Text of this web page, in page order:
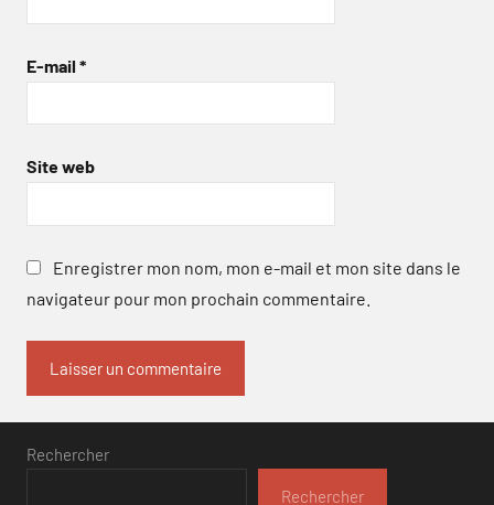
E-mail *
Site web
Enregistrer mon nom, mon e-mail et mon site dans le
navigateur pour mon prochain commentaire.
Rechercher
Rechercher